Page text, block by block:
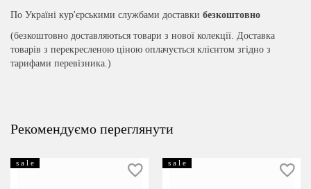
По Україні кур'єрськими службами доставки безкоштовно
(безкоштовно доставляються товари з нової колекції. Доставка
товарів з перекресленою ціною оплачується клієнтом згідно з
тарифами перевізника.)
Рекомендуємо переглянути
s a l e s a l e